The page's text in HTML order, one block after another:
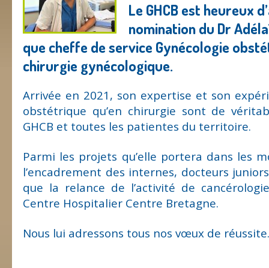
Le GHCB est heureux
nomination du Dr
que cheffe de service Gynécologie
chirurgie gynécologique.
Arrivée en 2021, son expertise et son
obstétrique qu’en chirurgie sont de
GHCB et toutes les patientes du territoire.
Parmi les projets qu’elle portera dans les
l’encadrement des internes, docteurs
que la relance de l’activité de
Centre Hospitalier Centre Bretagne.
Nous lui adressons tous nos vœux de réussite.